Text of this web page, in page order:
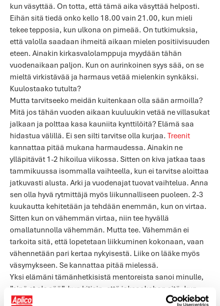
kun väsyttää. On totta, että tämä aika väsyttää helposti.
Eihän sitä tiedä onko kello 18.00 vain 21.00, kun mieli
tekee tepposia, kun ulkona on pimeää. On tutkimuksia,
että valolla saadaan ihmeitä aikaan mielen positiivisuuden
eteen. Ainakin kirkasvalolamppuja myydään tähän
vuodenaikaan paljon. Kun on aurinkoinen syys sää, on se
mieltä virkistävää ja harmaus vetää mielenkin synkäksi.
Kuulostaako tutulta?
Mutta tarvitseeko meidän kuitenkaan olla sään armoilla?
Mitä jos tähän vuoden aikaan kuuluukin vetää ne villasukat
jalkaan ja polttaa kasa kauniita kynttilöitä? Elämä saa
hidastua välillä. Ei sen silti tarvitse olla kurjaa. Treenit
kannattaa pitää mukana harmaudessa. Ainakin ne
ylläpitävät 1-2 hikoilua viikossa. Sitten on kiva jatkaa taas
tammikuussa isommalla vaihteella, kun ei tarvitse aloittaa
jatkuvasti alusta. Arki ja vuodenajat tuovat vaihtelua. Anna
sen olla hyvä rytmittäjä myös liikunnalliseen puoleen. 2-3
kuukautta kehitetään ja tehdään enemmän, kun on virtaa.
Sitten kun on vähemmän virtaa, niin tee hyvällä
omallatunnolla vähemmän. Mutta tee. Vähemmän ei
tarkoita sitä, että lopetetaan liikkuminen kokonaan, vaan
vähennetään pari kertaa nykyisestä. Liike on lääke myös
väsymykseen. Se kannattaa pitää mielessä.
Yksi elämäni tämänhetkisistä mentoreista sanoi minulle,
”sinä et ole sää”, kun kitisin, että jaksaakohan sitä, kun
sää synkkenee. Hän oli sen kuullut aiemmin omalta